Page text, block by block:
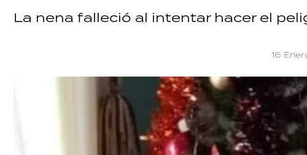
La nena falleció al intentar hacer el
16